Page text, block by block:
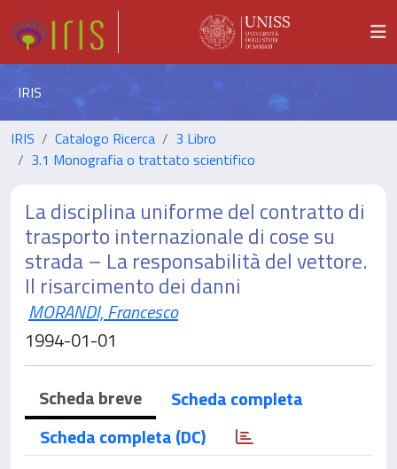
IRIS
IRIS Catalogo Ricerca
3 Libro
3.1 Monografia o trattato scientifico
La disciplina uniforme del contratto di
trasporto internazionale di cose su
strada – La responsabilità del vettore.
Il risarcimento dei danni
MORANDI, Francesco
1994-01-01
Scheda breve
Scheda completa
Scheda completa (DC)